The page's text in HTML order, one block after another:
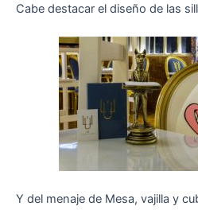
Cabe destacar el diseño de las
Y del menaje de Mesa, vajilla y